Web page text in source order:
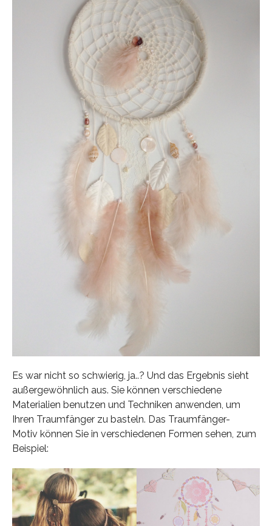
Es war nicht so schwierig, ja..? Und das Ergebnis sieht
außergewöhnlich aus. Sie können verschiedene
Materialien benutzen und Techniken anwenden, um
Ihren Traumfänger zu basteln. Das Traumfänger-
Motiv können Sie in verschiedenen Formen sehen, zum
Beispiel: